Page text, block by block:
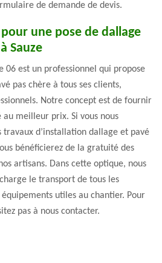
de demande de devis.
une pose de dallage
Sauze
06 est un professionnel qui propose
pas chère à tous ses clients,
Notre concept est de fournir
meilleur prix. Si vous nous
travaux d’installation dallage et pavé
bénéficierez de la gratuité des
artisans. Dans cette optique, nous
le transport de tous les
utiles au chantier. Pour
pas à nous contacter.